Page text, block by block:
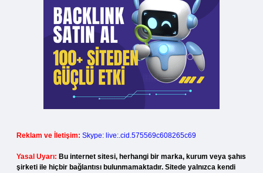
Reklam ve İletişim: Skype: live:.cid.575569c608265c69
Yasal Uyarı: Bu internet sitesi, herhangi bir marka, kurum veya şahıs
şirketi ile hiçbir bağlantısı bulunmamaktadır. Sitede yalnızca kendi